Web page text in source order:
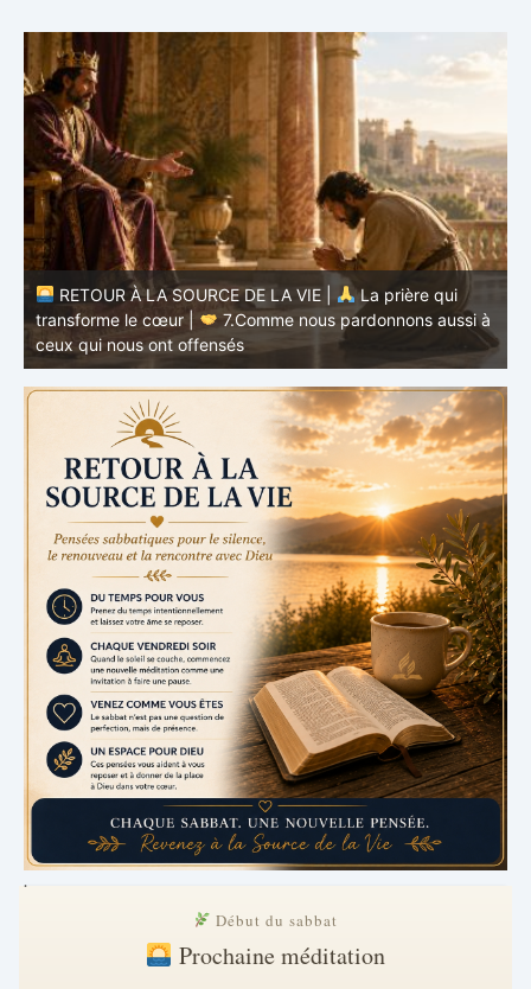
RETOUR À LA SOURCE DE LA VIE |
La prière qui
transforme le cœur |
7.Comme nous pardonnons aussi à
ceux qui nous ont offensés
.
Début du sabbat
Prochaine méditation